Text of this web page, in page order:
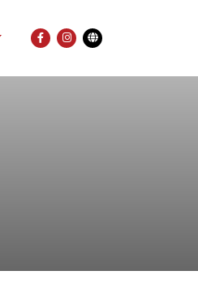
FACEBOOK
INSTAGRAM
Übersetzung